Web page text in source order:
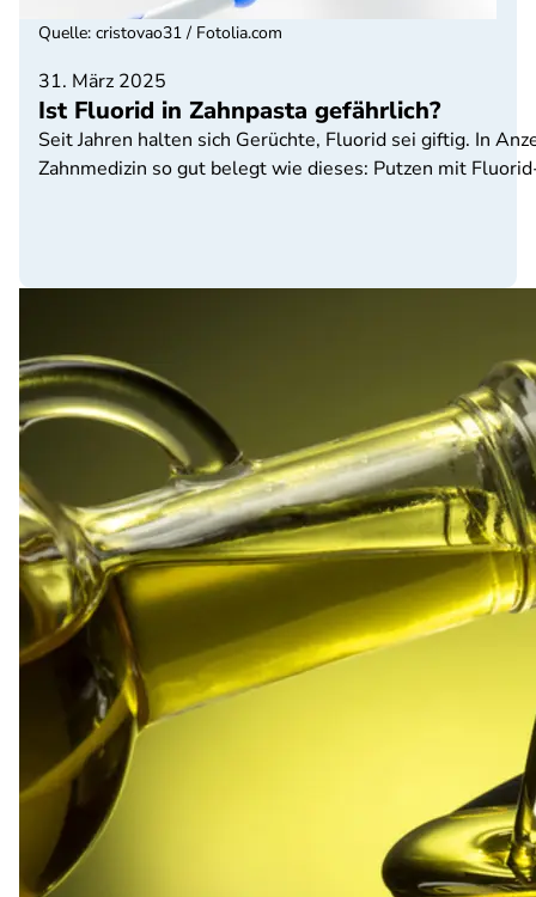
31. März 2025
Ist Fluorid in Zahnpasta gefährlich?
Seit Jahren halten sich Gerüchte, Fluorid sei giftig. In
Zahnmedizin so gut belegt wie dieses: Putzen mit
Quelle: cristovao31 / Fotolia.com